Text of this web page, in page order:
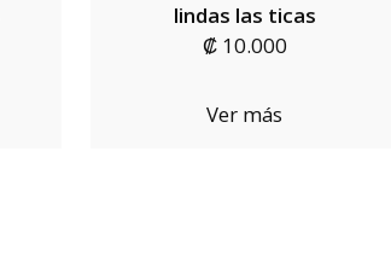
lindas las ticas
₡ 10.000
Ver más